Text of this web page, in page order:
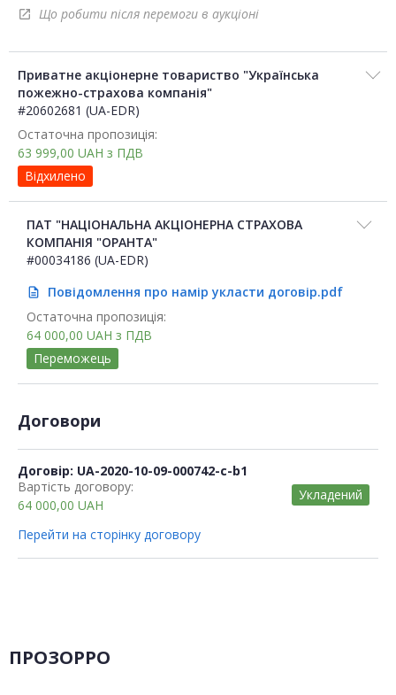
open_in_new Що робити після перемоги в аукціоні
Приватне акціонерне товариство "Українська
пожежно-страхова компанія"
#20602681 (UA-EDR)
Остаточна пропозиція:
63 999,00 UAH з ПДВ
Відхилено
ПАТ "НАЦІОНАЛЬНА АКЦІОНЕРНА СТРАХОВА
КОМПАНІЯ "ОРАНТА"
#00034186 (UA-EDR)
description
Повідомлення про намір укласти договір.pdf
Остаточна пропозиція:
64 000,00 UAH з ПДВ
Переможець
Договори
Договір: UA-2020-10-09-000742-c-b1
Вартість договору:
64 000,00 UAH
Укладений
Перейти на сторінку договору
ПРОЗОРРО